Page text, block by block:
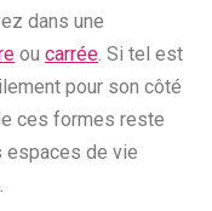
dans une
ou carrée. Si tel est
pour son côté
ces formes reste
espaces de vie